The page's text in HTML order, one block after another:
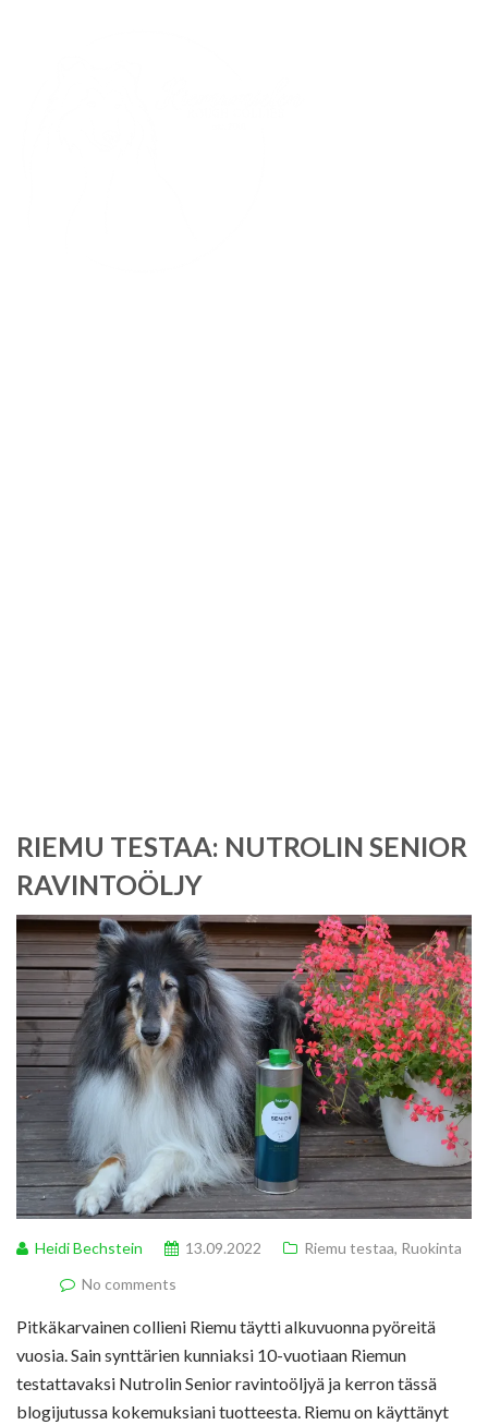
RIEMU TESTAA: NUTROLIN SENIOR
RAVINTOÖLJY
Heidi Bechstein 13.09.2022 Riemu testaa, Ruokinta
No comments
Pitkäkarvainen collieni Riemu täytti alkuvuonna pyöreitä
vuosia. Sain synttärien kunniaksi 10-vuotiaan Riemun
testattavaksi Nutrolin Senior ravintoöljyä ja kerron tässä
blogijutussa kokemuksiani tuotteesta. Riemu on käyttänyt